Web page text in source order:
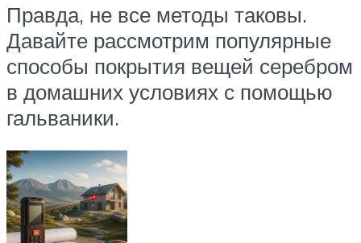
Правда, не все методы таковы.
Давайте рассмотрим популярные
способы покрытия вещей серебром
в домашних условиях с помощью
гальваники.